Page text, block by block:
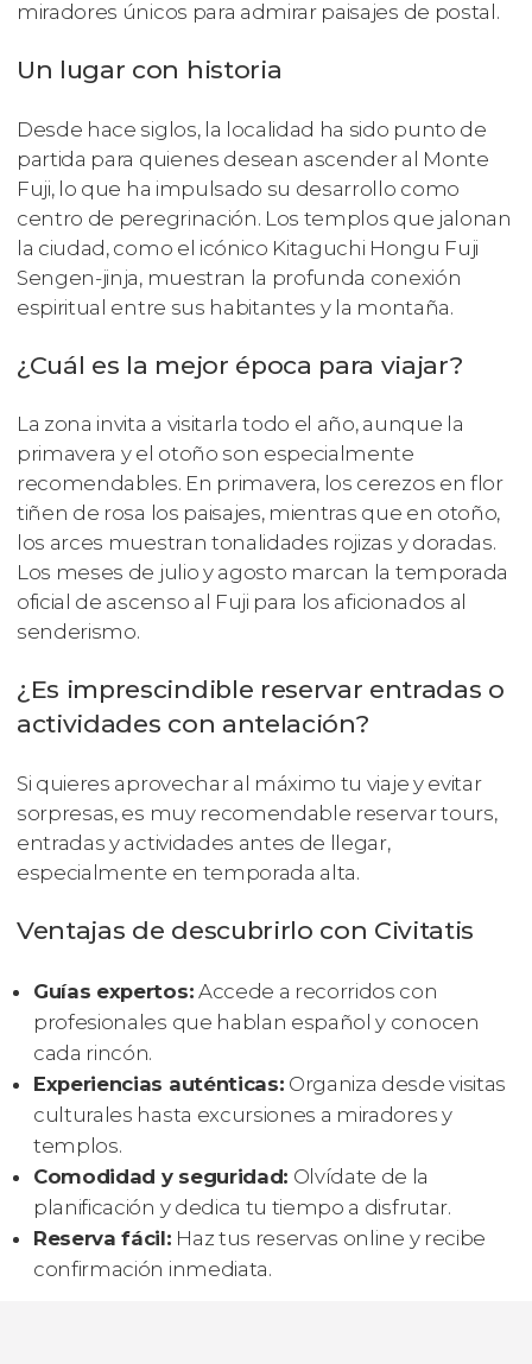
miradores únicos para admirar paisajes de postal.
Un lugar con historia
Desde hace siglos, la localidad ha sido punto de
partida para quienes desean ascender al Monte
Fuji, lo que ha impulsado su desarrollo como
centro de peregrinación. Los templos que jalonan
la ciudad, como el icónico Kitaguchi Hongu Fuji
Sengen-jinja, muestran la profunda conexión
espiritual entre sus habitantes y la montaña.
¿Cuál es la mejor época para viajar?
La zona invita a visitarla todo el año, aunque la
primavera y el otoño son especialmente
recomendables. En primavera, los cerezos en flor
tiñen de rosa los paisajes, mientras que en otoño,
los arces muestran tonalidades rojizas y doradas.
Los meses de julio y agosto marcan la temporada
oficial de ascenso al Fuji para los aficionados al
senderismo.
¿Es imprescindible reservar entradas o
actividades con antelación?
Si quieres aprovechar al máximo tu viaje y evitar
sorpresas, es muy recomendable reservar tours,
entradas y actividades antes de llegar,
especialmente en temporada alta.
Ventajas de descubrirlo con Civitatis
Guías expertos: Accede a recorridos con
profesionales que hablan español y conocen
cada rincón.
Experiencias auténticas: Organiza desde visitas
culturales hasta excursiones a miradores y
templos.
Comodidad y seguridad: Olvídate de la
planificación y dedica tu tiempo a disfrutar.
Reserva fácil: Haz tus reservas online y recibe
confirmación inmediata.